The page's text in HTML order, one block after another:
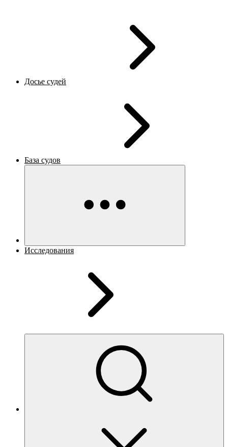
Досье судей
База судов
Исследования